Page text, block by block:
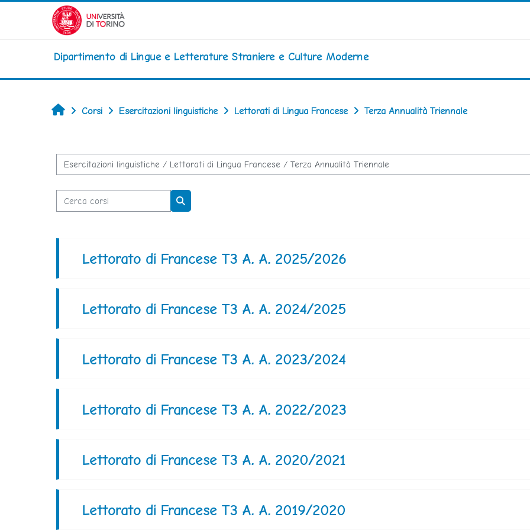
Vai al contenuto principale
Dipartimento di Lingue e Letterature Straniere e Culture Moderne
Home
Corsi Esercitazioni linguistiche Lettorati di Lingua Francese Terza Annualità Triennale
Categorie di corso
Cerca corsi
Lettorato di Francese T3 A. A. 2025/2026
Lettorato di Francese T3 A. A. 2024/2025
Lettorato di Francese T3 A. A. 2023/2024
Lettorato di Francese T3 A. A. 2022/2023
Lettorato di Francese T3 A. A. 2020/2021
Lettorato di Francese T3 A. A. 2019/2020